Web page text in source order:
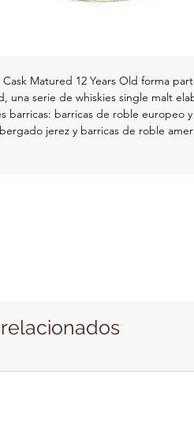
Cask Matured 12 Years Old forma
una serie de whiskies single malt
barricas: barricas de roble europeo
jerez y barricas de roble